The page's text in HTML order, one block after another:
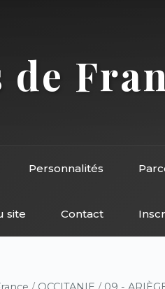
de
Personnalités
site Contact